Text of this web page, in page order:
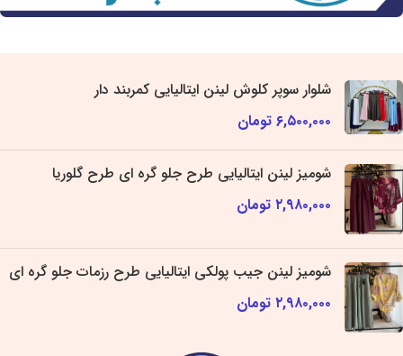
شلوار سوپر کلوش لینن ایتالیایی کمربند دار
۶,۵۰۰,۰۰۰ تومان
شومیز لینن ایتالیایی طرح جلو گره ای طرح گلوریا
۲,۹۸۰,۰۰۰ تومان
شومیز لینن جیب پولکی ایتالیایی طرح رزمات جلو گره ای
۲,۹۸۰,۰۰۰ تومان